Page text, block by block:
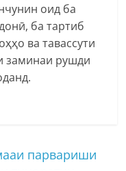
оид ба
ба тартиб
ва тавассути
заминаи рушди
парвариши